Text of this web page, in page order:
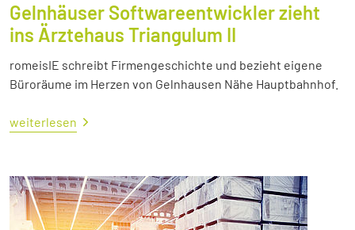
Gelnhäuser Softwareentwickler zieht
ins Ärztehaus Triangulum II
romeisIE schreibt Firmengeschichte und bezieht eigene
Büroräume im Herzen von Gelnhausen Nähe Hauptbahnhof.
weiterlesen